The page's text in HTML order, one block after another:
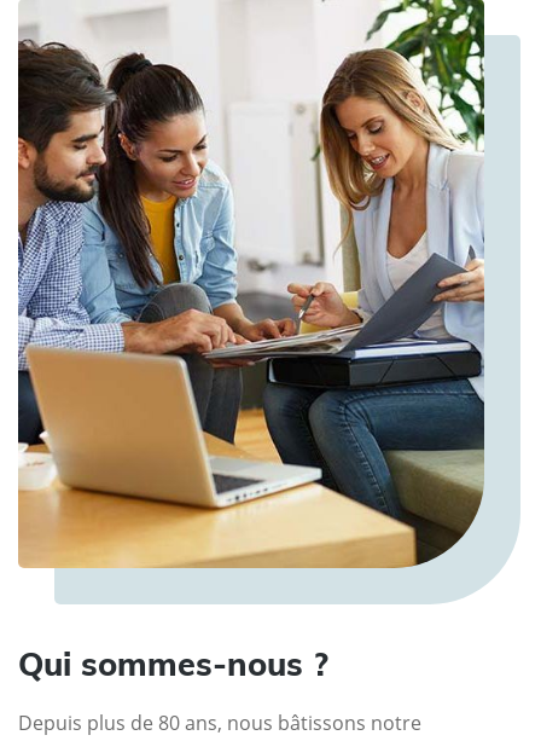
Qui sommes-nous ?
Depuis plus de 80 ans, nous bâtissons notre